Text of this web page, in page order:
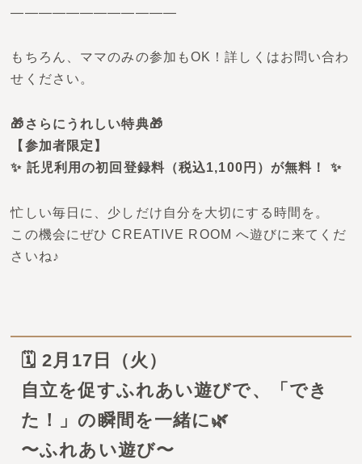
————————————
もちろん、ママのみの参加もOK！詳しくはお問い合わ
せください。
🎁さらにうれしい特典🎁
【参加者限定】
✨ 託児利用の初回登録料（税込1,100円）が無料！ ✨
忙しい毎日に、少しだけ自分を大切にする時間を。
この機会にぜひ CREATIVE ROOM へ遊びに来てくだ
さいね♪
🗓️ 2月17日（火）
自立を促すふれあい遊びで、「でき
た！」の瞬間を一緒に🌿
〜ふれあい遊び〜